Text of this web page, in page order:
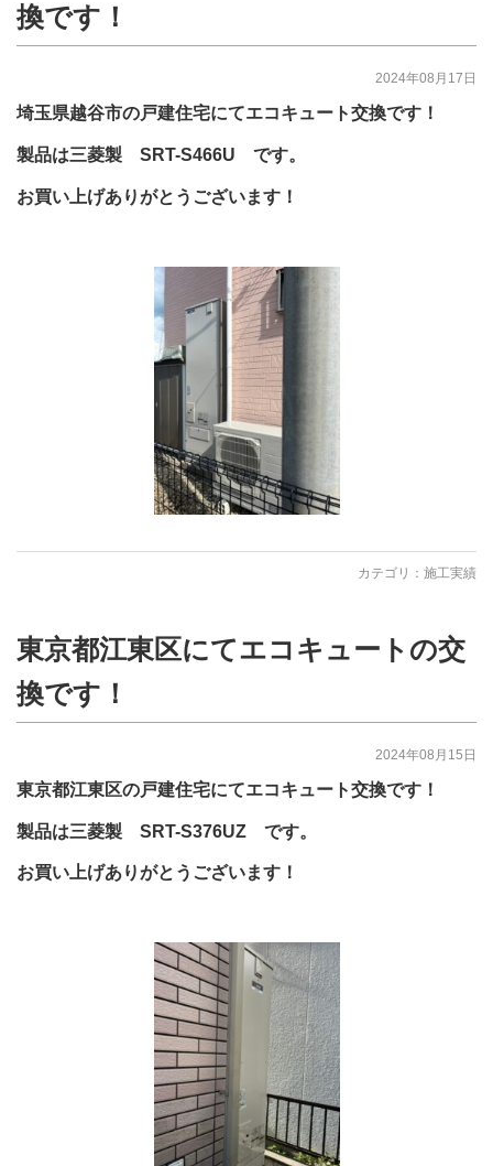
換です！
2024年08月17日
埼玉県越谷市の戸建住宅にてエコキュート交換です！
製品は三菱製 SRT-S466U です。
お買い上げありがとうございます！
カテゴリ： 施工実績
東京都江東区にてエコキュートの交
換です！
2024年08月15日
東京都江東区の戸建住宅にてエコキュート交換です！
製品は三菱製 SRT-S376UZ です。
お買い上げありがとうございます！